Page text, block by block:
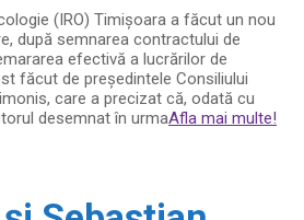
(IRO) Timișoara a făcut un nou
după semnarea contractului de
efectivă a lucrărilor de
făcut de președintele Consiliului
care a precizat că, odată cu
desemnat în urmaAfla mai multe!